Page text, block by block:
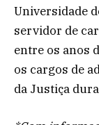
Universidade
servidor de
entre os anos
os cargos de
da Justiça